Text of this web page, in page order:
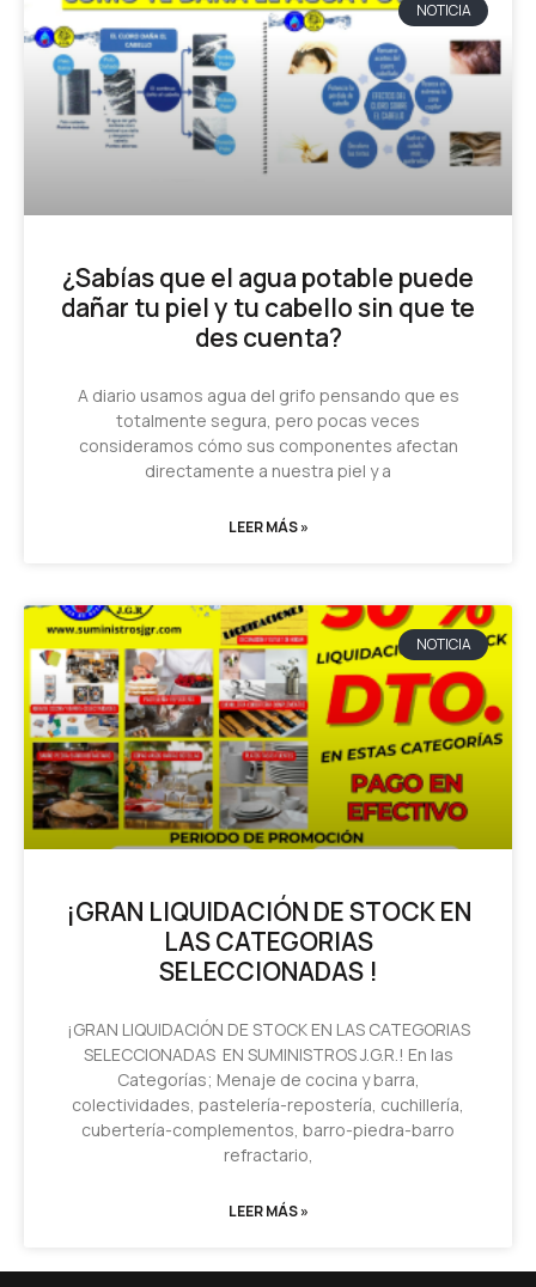
NOTICIA
¿Sabías que el agua potable puede
dañar tu piel y tu cabello sin que te
des cuenta?
A diario usamos agua del grifo pensando que es
totalmente segura, pero pocas veces
consideramos cómo sus componentes afectan
directamente a nuestra piel y a
LEER MÁS »
NOTICIA
¡GRAN LIQUIDACIÓN DE STOCK EN
LAS CATEGORIAS
SELECCIONADAS !
¡GRAN LIQUIDACIÓN DE STOCK EN LAS CATEGORIAS
SELECCIONADAS EN SUMINISTROS J.G.R.! En las
Categorías; Menaje de cocina y barra,
colectividades, pastelería-repostería, cuchillería,
cubertería-complementos, barro-piedra-barro
refractario,
LEER MÁS »